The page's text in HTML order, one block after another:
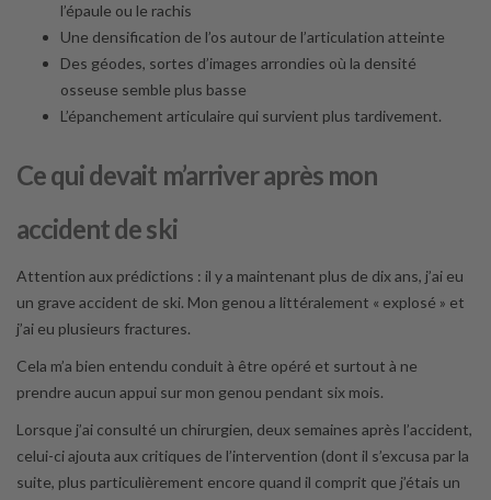
l’épaule ou le rachis
Une densification de l’os autour de l’articulation atteinte
Des géodes, sortes d’images arrondies où la densité
osseuse semble plus basse
L’épanchement articulaire qui survient plus tardivement.
Ce qui devait m’arriver après mon
accident de ski
Attention aux prédictions : il y a maintenant plus de dix ans, j’ai eu
un grave accident de ski. Mon genou a littéralement « explosé » et
j’ai eu plusieurs fractures.
Cela m’a bien entendu conduit à être opéré et surtout à ne
prendre aucun appui sur mon genou pendant six mois.
Lorsque j’ai consulté un chirurgien, deux semaines après l’accident,
celui-ci ajouta aux critiques de l’intervention (dont il s’excusa par la
suite, plus particulièrement encore quand il comprit que j’étais un